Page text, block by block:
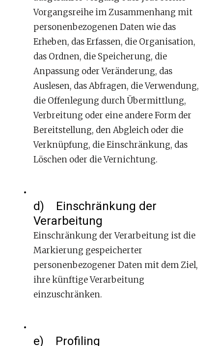
Vorgangsreihe im Zusammenhang mit
personenbezogenen Daten wie das
Erheben, das Erfassen, die Organisation,
das Ordnen, die Speicherung, die
Anpassung oder Veränderung, das
Auslesen, das Abfragen, die Verwendung,
die Offenlegung durch Übermittlung,
Verbreitung oder eine andere Form der
Bereitstellung, den Abgleich oder die
Verknüpfung, die Einschränkung, das
Löschen oder die Vernichtung.
d) Einschränkung der
Verarbeitung
Einschränkung der Verarbeitung ist die
Markierung gespeicherter
personenbezogener Daten mit dem Ziel,
ihre künftige Verarbeitung
einzuschränken.
e) Profiling